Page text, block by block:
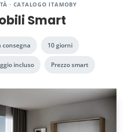
· CATALOGO ITAMOBY
Smart
consegna 10 giorni
incluso Prezzo smart